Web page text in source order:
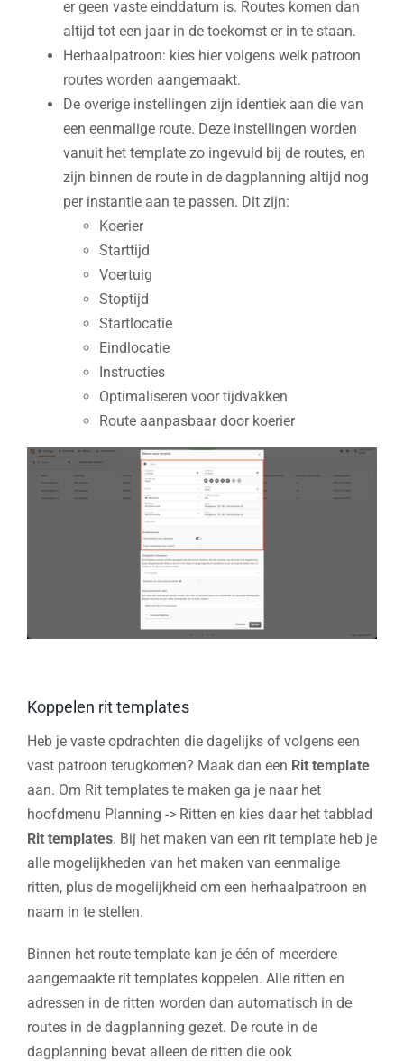
er geen vaste einddatum is. Routes komen dan
altijd tot een jaar in de toekomst er in te staan.
Herhaalpatroon: kies hier volgens welk patroon
routes worden aangemaakt.
De overige instellingen zijn identiek aan die van
een eenmalige route. Deze instellingen worden
vanuit het template zo ingevuld bij de routes, en
zijn binnen de route in de dagplanning altijd nog
per instantie aan te passen. Dit zijn:
Koerier
Starttijd
Voertuig
Stoptijd
Startlocatie
Eindlocatie
Instructies
Optimaliseren voor tijdvakken
Route aanpasbaar door koerier
Koppelen rit templates
Heb je vaste opdrachten die dagelijks of volgens een
vast patroon terugkomen? Maak dan een Rit template
aan. Om Rit templates te maken ga je naar het
hoofdmenu Planning -> Ritten en kies daar het tabblad
Rit templates. Bij het maken van een rit template heb je
alle mogelijkheden van het maken van eenmalige
ritten, plus de mogelijkheid om een herhaalpatroon en
naam in te stellen.
Binnen het route template kan je één of meerdere
aangemaakte rit templates koppelen. Alle ritten en
adressen in de ritten worden dan automatisch in de
routes in de dagplanning gezet. De route in de
dagplanning bevat alleen de ritten die ook